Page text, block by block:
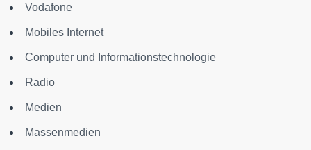
Vodafone
Mobiles Internet
Computer und Informationstechnologie
Radio
Medien
Massenmedien